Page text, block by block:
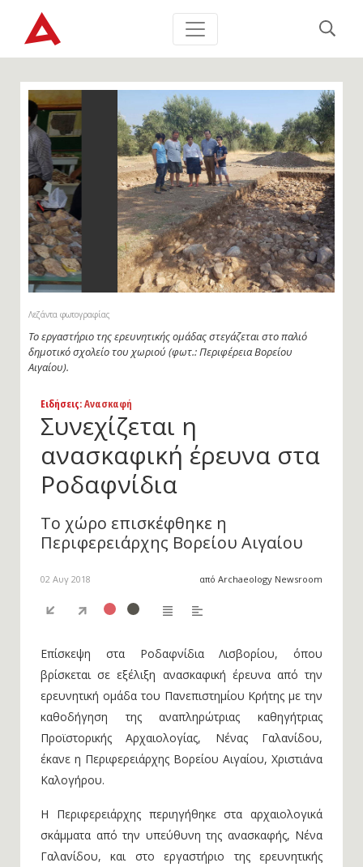
Λεζάντα φωτογραφίας
Στα Ροδαφνίδια Λισβορίου βρίσκεται σε εξέλιξη ανασκαφική
έρευνα από την ερευνητική ομάδα του Πανεπιστημίου Κρήτης με
την καθοδήγηση της αναπληρώτριας καθηγήτριας Προϊστορικής
Αιγαίου).
Ειδήσεις: Ανασκαφή
Συνεχίζεται η
ανασκαφική έρευνα στα
Ροδαφνίδια
Το χώρο επισκέφθηκε η
Περιφερειάρχης Βορείου Αιγαίου
02 Αυγ 2018 από Archaeology Newsroom
Επίσκεψη στα Ροδαφνίδια Λισβορίου, όπου
βρίσκεται σε εξέλιξη ανασκαφική έρευνα από την
ερευνητική ομάδα του Πανεπιστημίου Κρήτης με την
καθοδήγηση της αναπληρώτριας καθηγήτριας
Προϊστορικής Αρχαιολογίας, Νένας Γαλανίδου,
έκανε η Περιφερειάρχης Βορείου Αιγαίου, Χριστιάνα
Καλογήρου.
Η Περιφερειάρχης περιηγήθηκε στα αρχαιολογικά